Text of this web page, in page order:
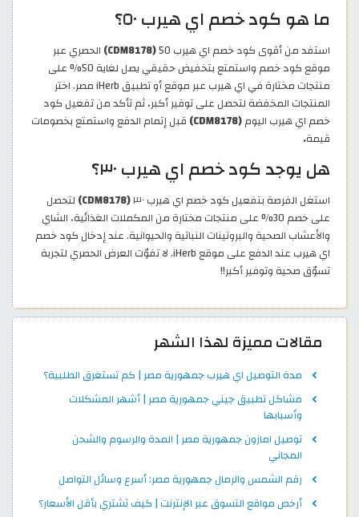
ما هو كود خصم اي هيرب ٥٠؟
استفد من أقوى كود خصم اي هيرب 50 (CDM8178)
الحصري عبر
موقع كود خصم واستمتع بتخفيض حقيقي يصل لغاية 50% على
منتجات مختارة في اي هيرب عبر موقع أو تطبيق iHerb مصر. اختر
المنتجات المخفضة لتحصل على توفير أكبر، ثم تأكد من تفعيل كود
خصم اي هيرب اليوم(CDM8178)
قبل إتمام الدفع واستمتع بخصومات
قيمة.
هل يوجد كود خصم اي هيرب ٣٠؟
استغل الفرصة بتفعيل كود خصم اي هيرب ٣٠ (CDM8178)
لتحصل
على خصم 30% على منتجات مختارة من المكملات الغذائية، الشاي
والأعشاب الصحية والبروتينات النباتية والحيوانية. عند إدخال كود خصم
اي هيرب عند الدفع على موقع iHerb. لا تفوّت العرض الحصري لتجربة
تسوّق صحية وتوفير أكبر!!
مقالات مميزة لهذا الشهر
مدة التوصيل اي هيرب جمهورية مصر | كم تستغرق الطلبية؟
مشاكل تطبيق جيني جمهورية مصر | أشهر المشكلات
وأسبابها
توصيل امازون جمهورية مصر | المدة والرسوم والشحن
المجاني
رقم الشمس والرمال جمهورية مصر: أسرع وسائل التواصل
أرخص مواقع التسوق عبر الإنترنت | كيف تشتري بأقل الأسعار؟